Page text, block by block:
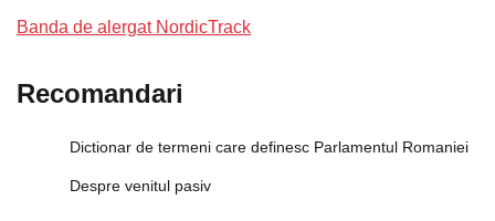
Banda de alergat NordicTrack
Recomandari
Dictionar de termeni care definesc Parlamentul Romaniei
Despre venitul pasiv